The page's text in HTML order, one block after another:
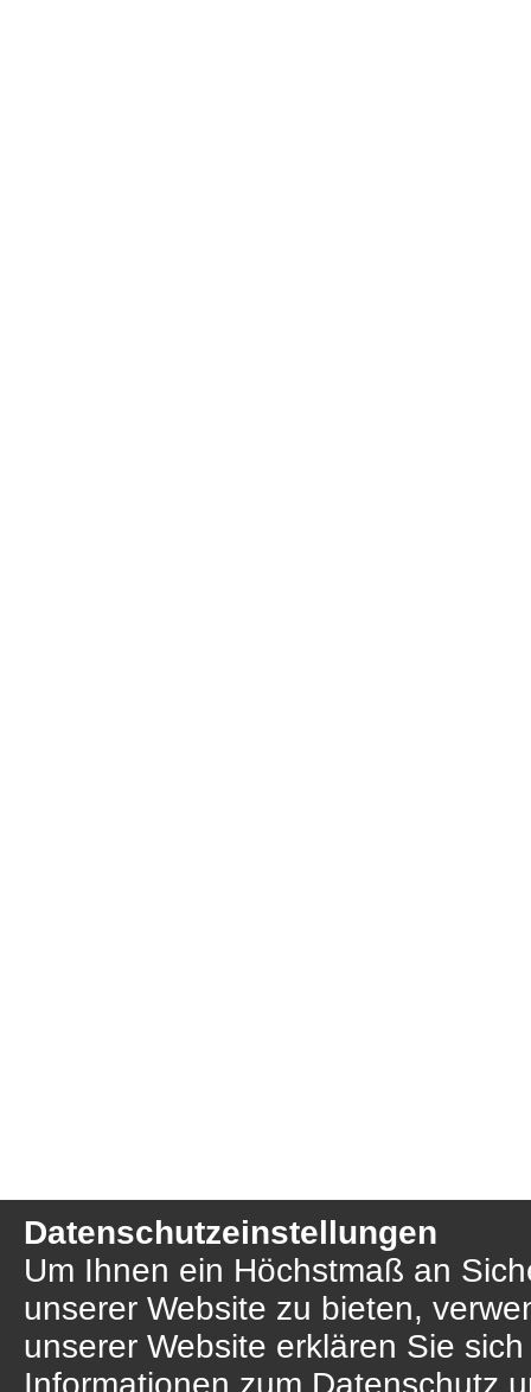
Datenschutzeinstellungen
Um Ihnen ein Höchstmaß an
unserer Website zu bieten,
unserer Website erklären Sie
Informationen zum Datenschutz